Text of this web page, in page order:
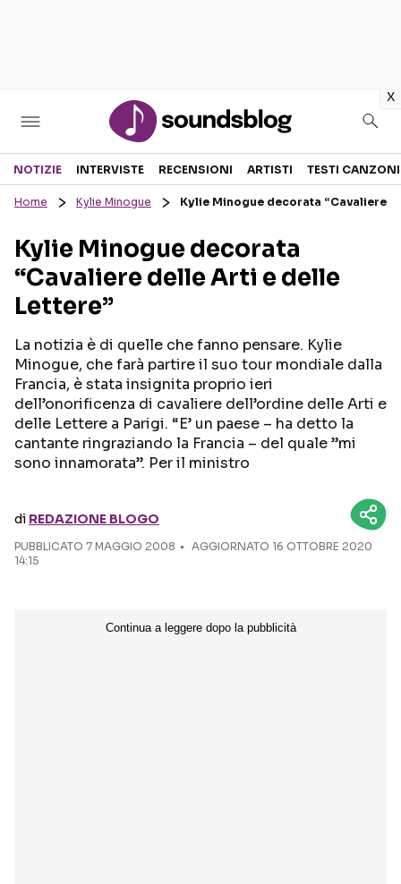
x
Sezioni
RECENSIONI MUSICALI
INTERVISTE
GOSSIP E CURIOSITÀ
TESTI CANZONI
TOUR ED EVENTI
Seguici sui social
NOTIZIE INTERVISTE RECENSIONI ARTISTI TESTI CANZONI
Home Kylie Minogue Kylie Minogue decorata “Cavaliere
Kylie Minogue decorata
“Cavaliere delle Arti e delle
Lettere”
La notizia è di quelle che fanno pensare. Kylie
Minogue, che farà partire il suo tour mondiale dalla
Francia, è stata insignita proprio ieri
dell’onorificenza di cavaliere dell’ordine delle Arti e
delle Lettere a Parigi. “E’ un paese – ha detto la
cantante ringraziando la Francia – del quale ”mi
sono innamorata”. Per il ministro
di REDAZIONE BLOGO
PUBBLICATO 7 MAGGIO 2008
AGGIORNATO 16 OTTOBRE 2020
14:15